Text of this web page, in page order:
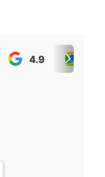
4.9